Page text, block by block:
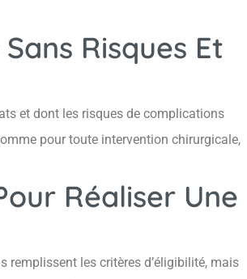
Risques Et
et dont les risques de complications
pour toute intervention chirurgicale,
Réaliser Une
remplissent les critères d’éligibilité, mais